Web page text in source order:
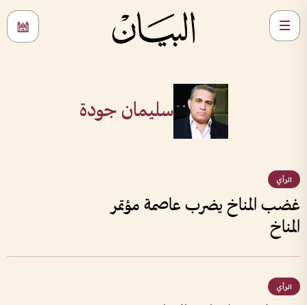
سليمان جودة
الرأي
غضب المناخ يضرب عاصمة مؤتمر
المناخ
الرأي